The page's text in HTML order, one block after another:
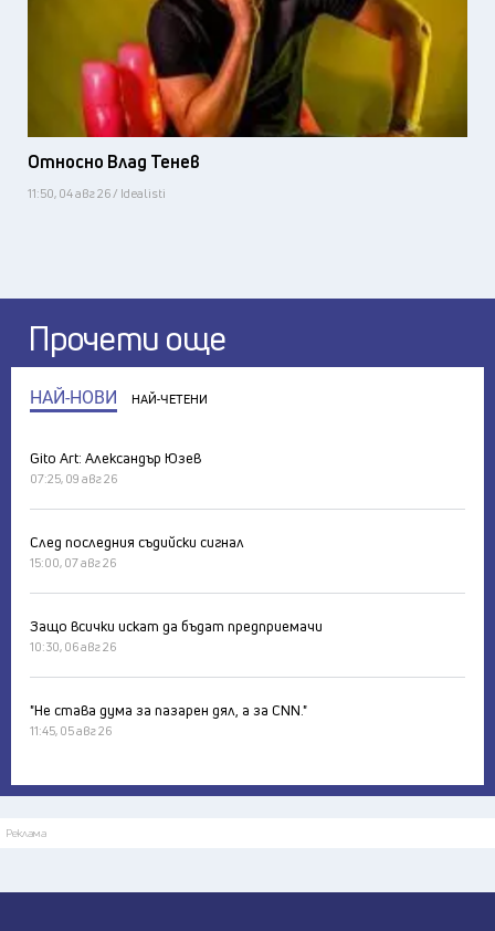
Относно Влад Тенев
11:50, 04 авг 26 / Idealisti
Прочети още
НАЙ-НОВИ НАЙ-ЧЕТЕНИ
Gito Art: Александър Юзев
07:25, 09 авг 26
След последния съдийски сигнал
15:00, 07 авг 26
Защо всички искат да бъдат предприемачи
10:30, 06 авг 26
"Не става дума за пазарен дял, а за CNN."
11:45, 05 авг 26
Реклама